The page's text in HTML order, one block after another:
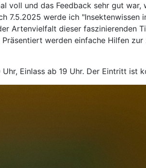
voll und das Feedback sehr gut
werde ich
Artenvielfalt dieser faszinierenden
werden einfache Hilfen
Einlass ab 19 Uhr. Der Eintritt